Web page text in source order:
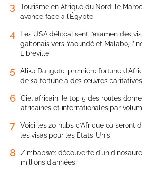
3
Tourisme en Afrique du Nord: le
avance face à l’Égypte
4
Les USA délocalisent l’examen des
gabonais vers Yaoundé et Malabo,
Libreville
5
Aliko Dangote, première fortune
de sa fortune à des œuvres caritatives
6
Ciel africain: le top 5 des routes
africaines et internationales par
7
Voici les 20 hubs d’Afrique où seront
les visas pour les États-Unis
8
Zimbabwe: découverte d’un
millions d’années